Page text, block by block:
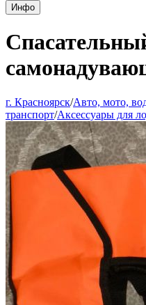
Инфо
г. Красноярск/Авто, мото,
транспорт/Аксессуары для